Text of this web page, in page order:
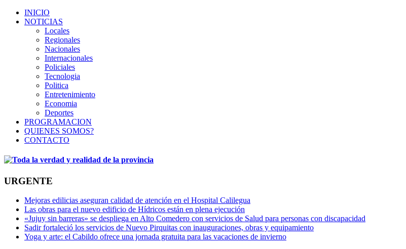
INICIO
NOTICIAS
Locales
Regionales
Nacionales
Internacionales
Policiales
Tecnologia
Politica
Entretenimiento
Economia
Deportes
PROGRAMACION
QUIENES SOMOS?
CONTACTO
URGENTE
Mejoras edilicias aseguran calidad de atención en el Hospital Calilegua
Las obras para el nuevo edificio de Hídricos están en plena ejecución
«Jujuy sin barreras» se despliega en Alto Comedero con servicios de Salud para personas con discapacidad
Sadir fortaleció los servicios de Nuevo Pirquitas con inauguraciones, obras y equipamiento
Yoga y arte: el Cabildo ofrece una jornada gratuita para las vacaciones de invierno